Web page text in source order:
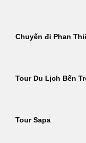
Chuyến đi Phan
Tour Du Lịch Bến
Tour Sapa